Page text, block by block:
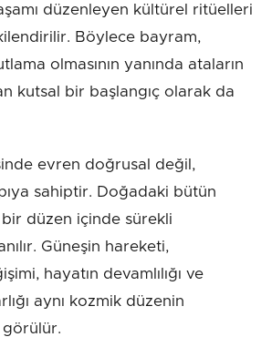
düzenleyen kültürel ritüelleri
Böylece bayram,
olmasının yanında ataların
kutsal bir başlangıç olarak da
evren doğrusal değil,
sahiptir. Doğadaki bütün
bir düzen içinde sürekli
Güneşin hareketi,
hayatın devamlılığı ve
aynı kozmik düzenin
görülür.